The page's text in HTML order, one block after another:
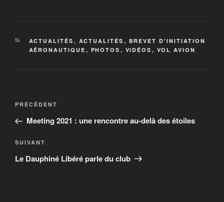
CATÉGORIES
ACTUALITÉS , ACTUALITÉS , BREVET D'INITIATION
AÉRONAUTIQUE , PHOTOS , VIDÉOS , VOL AVION
Navigation
l’article
Article
précédent
PRÉCÉDENT
Meeting 2021 : une rencontre au-delà des étoiles
Article
suivant
SUIVANT
Le Dauphiné Libéré parle du club